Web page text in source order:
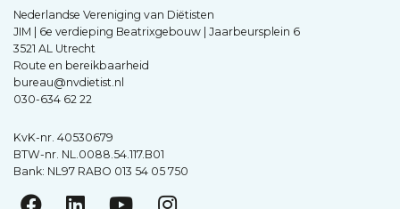
Nederlandse Vereniging van Diëtisten
JIM | 6e verdieping Beatrixgebouw | Jaarbeursplein 6
3521 AL Utrecht
Route en bereikbaarheid
bureau@nvdietist.nl
030-634 62 22
KvK-nr. 40530679
BTW-nr. NL.0088.54.117.B01
Bank: NL97 RABO 013 54 05 750